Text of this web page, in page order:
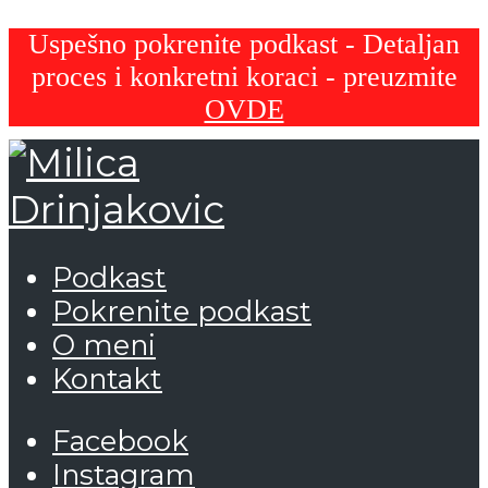
Uspešno pokrenite podkast - Detaljan
proces i konkretni koraci - preuzmite
OVDE
Podkast
Pokrenite podkast
O meni
Kontakt
Facebook
Instagram